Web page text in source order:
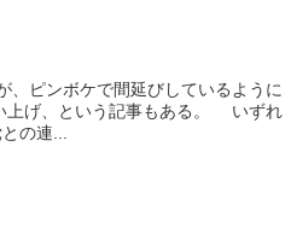
ピンボケで間延びしているように
げ、という記事もある。 いずれ
の連...